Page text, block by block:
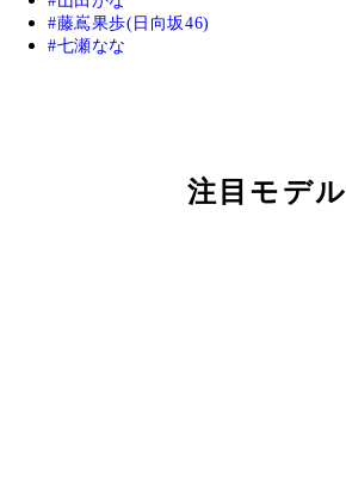
藤嶌果歩(日向坂46)
七瀬なな
注目モデル